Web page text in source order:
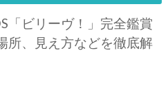
「ビリーヴ！」完全鑑賞
所、見え方などを徹底解